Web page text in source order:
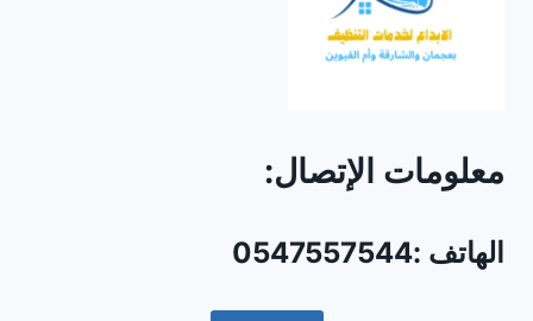
معلومات الإتصال:
الهاتف :0547557544